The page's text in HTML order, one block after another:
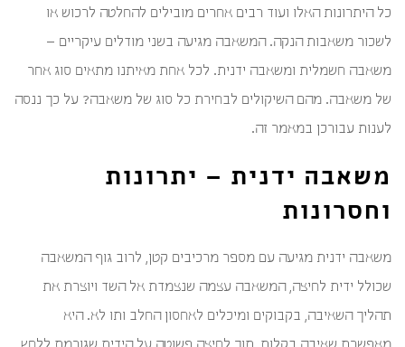
כל היתרונות האלו ועוד רבים אחרים מובילים להחלטה לרכוש או
לשכור משאבות הנקה. המשאבה מגיעה בשני מודלים עיקריים –
משאבה חשמלית ומשאבה ידנית. לכל אחת מאיתנו מתאים סוג אחר
של משאבה. מהם השיקולים לבחירת כל סוג של משאבה? על כך ננסה
לענות עבורכן במאמר זה.
משאבה ידנית – יתרונות
וחסרונות
משאבה ידנית מגיעה עם מספר מרכיבים קטן, לרוב גוף המשאבה
שכולל ידית לחיצה, המשאבה עצמה שנצמדת אל השד ויוצרת את
תהליך השאיבה, בקבוקים ומיכלים לאחסון החלב ותו לא. היא